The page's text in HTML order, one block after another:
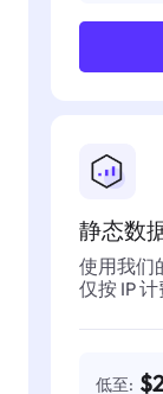
静态数
使用我们
仅按 IP
低至: